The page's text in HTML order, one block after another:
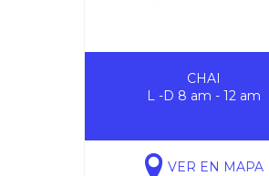
CHAI
L -D 8 am - 12 am
VER EN MAPA